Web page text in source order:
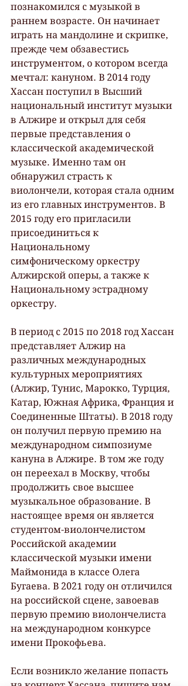
познакомился с музыкой в
раннем возрасте. Он начинает
играть на мандолине и скрипке,
прежде чем обзавестись
инструментом, о котором всегда
мечтал: кануном. В 2014 году
Хассан поступил в Высший
национальный институт музыки
в Алжире и открыл для себя
первые представления о
классической академической
музыке. Именно там он
обнаружил страсть к
виолончели, которая стала одним
из его главных инструментов. В
2015 году его пригласили
присоединиться к
Национальному
симфоническому оркестру
Алжирской оперы, а также к
Национальному эстрадному
оркестру.
В период с 2015 по 2018 год Хассан
представляет Алжир на
различных международных
культурных мероприятиях
(Алжир, Тунис, Марокко, Турция,
Катар, Южная Африка, Франция и
Соединенные Штаты). В 2018 году
он получил первую премию на
международном симпозиуме
кануна в Алжире. В том же году
он переехал в Москву, чтобы
продолжить свое высшее
музыкальное образование. В
настоящее время он является
студентом-виолончелистом
Российской академии
классической музыки имени
Маймонида в классе Олега
Бугаева. В 2021 году он отличился
на российской сцене, завоевав
первую премию виолончелиста
на международном конкурсе
имени Прокофьева.
Если возникло желание попасть